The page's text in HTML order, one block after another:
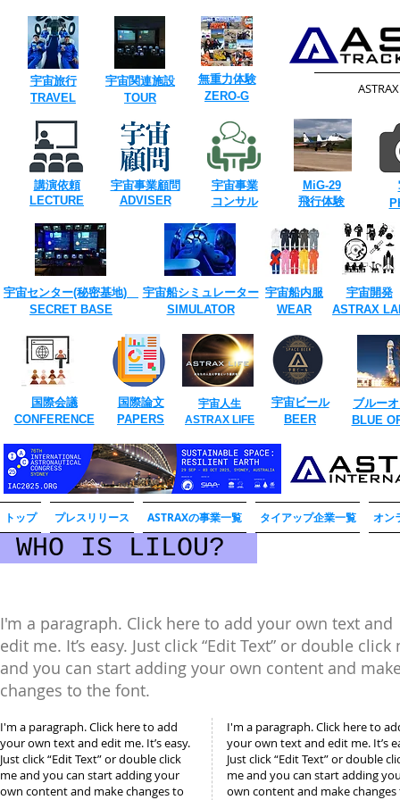
​宇宙旅行
​TRAVEL
​宇宙関連施設
TOUR​
​無重力体験
​ZERO-G
講演依頼
​LECTURE
宇宙事業顧問
ADVISER
宇宙事業
​コンサル
​MiG-29
飛行体験
宇宙開発
ASTRAX
宇宙センター(​秘密基地)
SECRET ​BASE
宇宙船シミュレーター
​SIMULATOR
宇宙船内服
​WEAR
国際会議
CONFERENCE
国際論文
​PAPERS
​宇宙ビール
BEER
宇宙人生
ASTRAX LIFE
ブルー
​BLUE
トップ プレスリリース ASTRAXの事業一覧 タイアップ企業一覧 オン
WHO IS LILOU?
I'm a paragraph. Click here to add your own text and
edit me. It’s easy. Just click “Edit Text” or double click
and you can start adding your own content and
changes to the font.
I'm a paragraph. Click here to add
your own text and edit me. It’s easy.
Just click “Edit Text” or double click
me and you can start adding your
own content and make changes to
I'm a paragraph. Click here to
your own text and edit me. It’s
Just click “Edit Text” or double
me and you can start adding
own content and make changes